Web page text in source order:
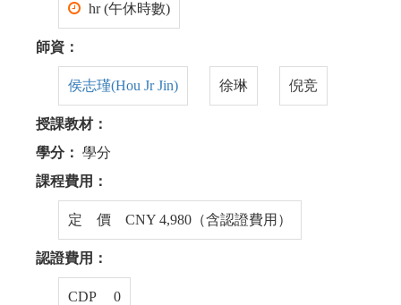
hr (午休時數)
師資：
侯志瑾(Hou Jr Jin) 徐琳 倪竞
授課教材：
學分： 學分
課程費用：
定 價 CNY 4,980（含認證費用）
認證費用：
CDP 0